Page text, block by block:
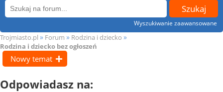
Wyszukiwanie zaawansowane
Trojmiasto.pl » Forum » Rodzina i dziecko »
Rodzina i dziecko bez ogłoszeń
Nowy temat
Odpowiadasz na: